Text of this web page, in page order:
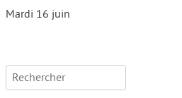
Mardi 16 juin
Rechercher :